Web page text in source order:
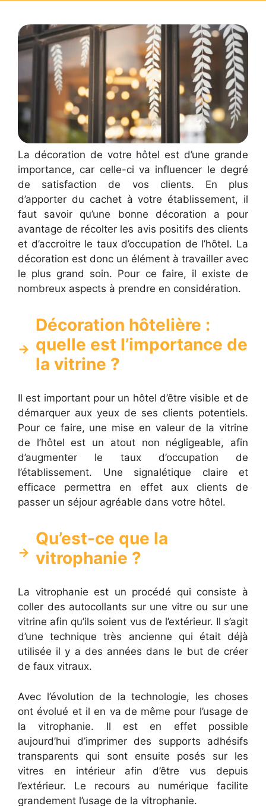
La décoration de votre hôtel est d’une grande
importance, car celle-ci va influencer le degré
de satisfaction de vos clients. En plus
d’apporter du cachet à votre établissement, il
faut savoir qu’une bonne décoration a pour
avantage de récolter les avis positifs des clients
et d’accroitre le taux d’occupation de l’hôtel. La
décoration est donc un élément à travailler avec
le plus grand soin. Pour ce faire, il existe de
nombreux aspects à prendre en considération.
Décoration hôtelière :
quelle est l’importance de
la vitrine ?
Il est important pour un hôtel d’être visible et de
démarquer aux yeux de ses clients potentiels.
Pour ce faire, une mise en valeur de la vitrine
de l’hôtel est un atout non négligeable, afin
d’augmenter le taux d’occupation de
l’établissement. Une signalétique claire et
efficace permettra en effet aux clients de
passer un séjour agréable dans votre hôtel.
Qu’est-ce que la
vitrophanie ?
La vitrophanie est un procédé qui consiste à
coller des autocollants sur une vitre ou sur une
vitrine afin qu’ils soient vus de l’extérieur. Il s’agit
d’une technique très ancienne qui était déjà
utilisée il y a des années dans le but de créer
de faux vitraux.
Avec l’évolution de la technologie, les choses
ont évolué et il en va de même pour l’usage de
la vitrophanie. Il est en effet possible
aujourd’hui d’imprimer des supports adhésifs
transparents qui sont ensuite posés sur les
vitres en intérieur afin d’être vus depuis
l’extérieur. Le recours au numérique facilite
grandement l’usage de la vitrophanie.